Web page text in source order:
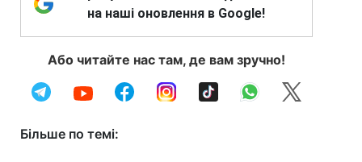
на наші оновлення в Google!
Або читайте нас там, де вам зручно!
Більше по темі: